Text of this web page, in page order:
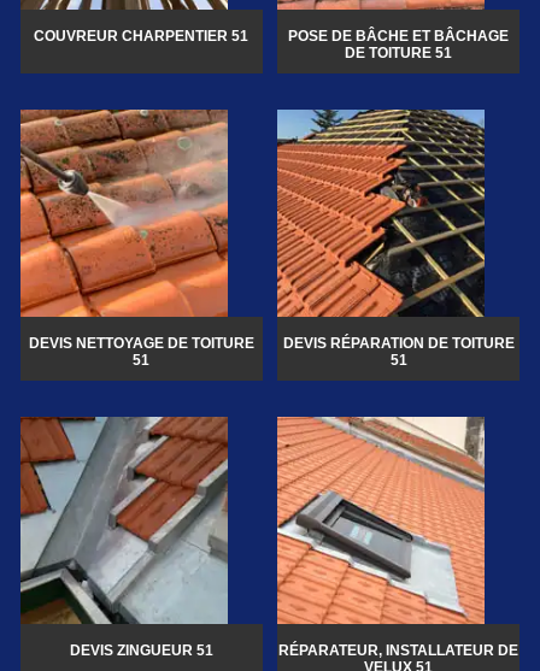
COUVREUR CHARPENTIER 51
POSE DE BÂCHE ET BÂCHAGE
DE TOITURE 51
DEVIS NETTOYAGE DE TOITURE
51
DEVIS RÉPARATION DE TOITURE
51
DEVIS ZINGUEUR 51
RÉPARATEUR, INSTALLATEUR DE
VELUX 51